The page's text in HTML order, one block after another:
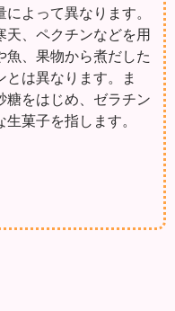
よって異なります。
天、ペクチンなどを用
魚、果物から煮だした
は異なります。ま
糖をはじめ、ゼラチン
菓子を指します。